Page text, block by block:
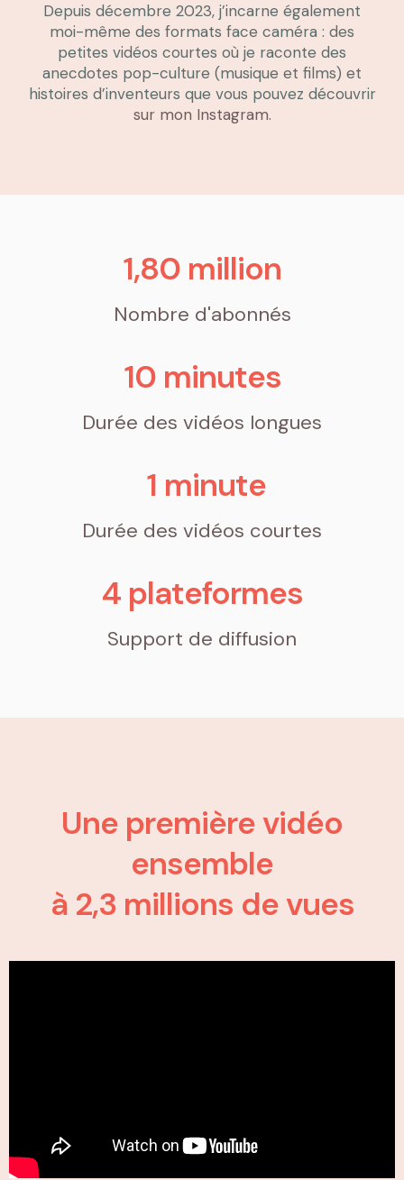
Depuis décembre 2023, j’incarne également
moi-même des formats face caméra : des
petites vidéos courtes où je raconte des
anecdotes pop-culture (musique et films) et
histoires d’inventeurs que vous pouvez découvrir
sur mon Instagram.
Nombre d'abonnés
1,80 million
Durée des vidéos longues
10 minutes
Durée des vidéos courtes
1 minute
Support de diffusion
4 plateformes
Une première vidéo
ensemble
à 2,3 millions de vues